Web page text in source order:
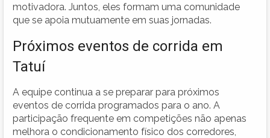
motivadora. Juntos, eles formam uma comunidade
que se apoia mutuamente em suas jornadas.
Próximos eventos de corrida em
Tatuí
A equipe continua a se preparar para próximos
eventos de corrida programados para o ano. A
participação frequente em competições não apenas
melhora o condicionamento físico dos corredores,